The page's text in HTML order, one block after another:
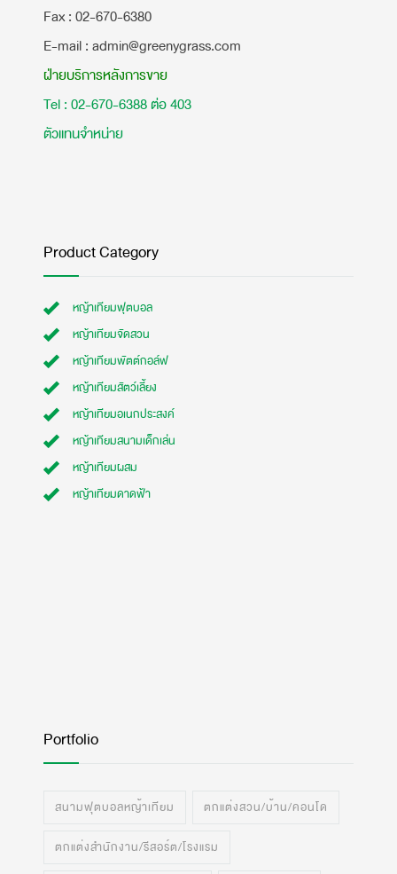
​Fax : 02-670-6380
E-mail : admin@greenygrass.com
ฝ่ายบริการหลังการขาย
Tel : 02-670-6388 ต่อ 403
ตัวแทนจำหน่าย
Product Category
หญ้าเทียมฟุตบอล
หญ้าเทียมจัดสวน
หญ้าเทียมพัตต์กอล์ฟ
หญ้าเทียมสัตว์เลี้ยง
หญ้าเทียมอเนกประสงค์
หญ้าเทียมสนามเด็กเล่น
หญ้าเทียมผสม
หญ้าเทียมดาดฟ้า
Portfolio
สนามฟุตบอลหญ้าเทียม ตกแต่งสวน/บ้าน/คอนโด
ตกแต่งสำนักงาน/รีสอร์ต/โรงแรม